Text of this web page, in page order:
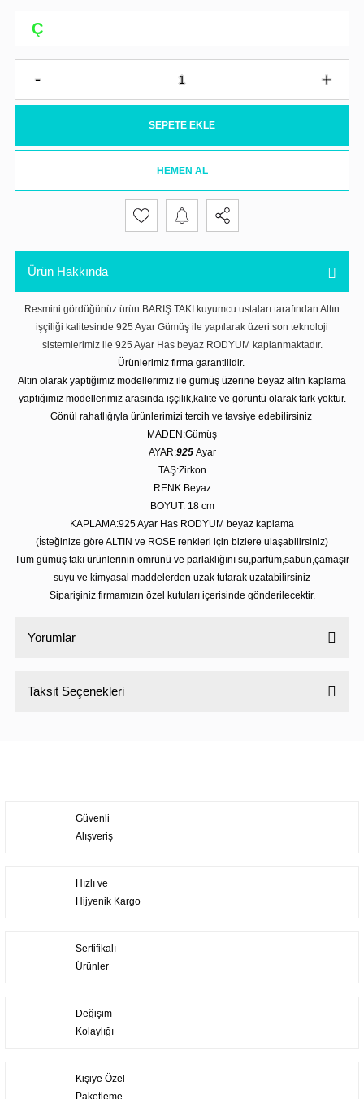
SEPETE EKLE
HEMEN AL
Ürün Hakkında
Resmini gördüğünüz ürün BARIŞ TAKI kuyumcu ustaları tarafından Altın
işçiliği kalitesinde 925 Ayar Gümüş ile yapılarak üzeri son teknoloji
sistemlerimiz ile 925 Ayar Has beyaz RODYUM kaplanmaktadır.
Ürünlerimiz firma garantilidir.
Altın olarak yaptığımız modellerimiz ile gümüş üzerine beyaz altın kaplama
yaptığımız modellerimiz arasında işçilik,kalite ve görüntü olarak fark yoktur.
Gönül rahatlığıyla ürünlerimizi tercih ve tavsiye edebilirsiniz
MADEN:Gümüş
AYAR:925 Ayar
TAŞ:Zirkon
RENK:Beyaz
BOYUT: 18 cm
KAPLAMA:925 Ayar Has RODYUM beyaz kaplama
(İsteğinize göre ALTIN ve ROSE renkleri için bizlere ulaşabilirsiniz)
Tüm gümüş takı ürünlerinin ömrünü ve parlaklığını su,parfüm,sabun,çamaşır
suyu ve kimyasal maddelerden uzak tutarak uzatabilirsiniz
Siparişiniz firmamızın özel kutuları içerisinde gönderilecektir.
Yorumlar
Taksit Seçenekleri
Güvenli
Alışveriş
Hızlı ve
Hijyenik Kargo
Sertifikalı
Ürünler
Değişim
Kolaylığı
Kişiye Özel
Paketleme